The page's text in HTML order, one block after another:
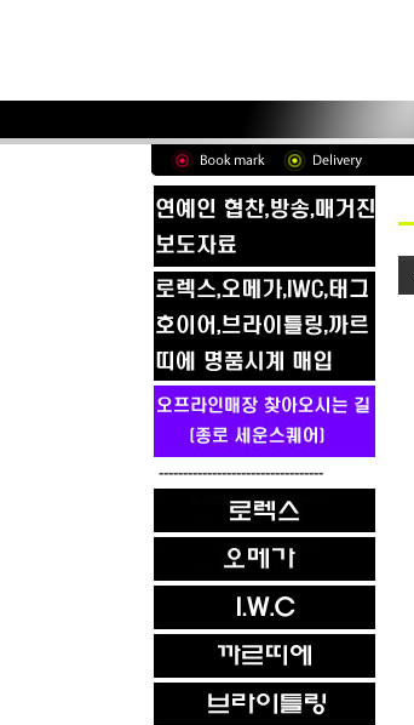
----------------------------------